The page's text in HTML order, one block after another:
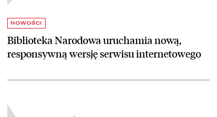
NOWOŚCI
Biblioteka Narodowa uruchamia nową,
responsywną wersję serwisu internetowego
czytaj więcej o Zachęcamy do udziału w kampanii online